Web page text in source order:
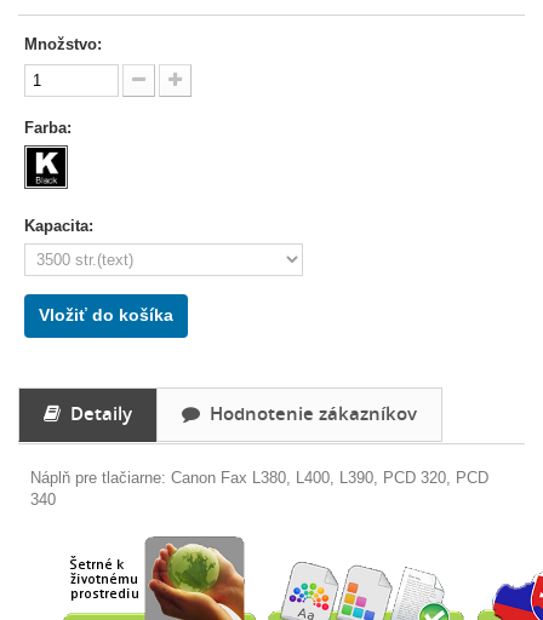
Množstvo:
Farba:
Kapacita:
Vložiť do košíka
Detaily Hodnotenie zákazníkov
Náplň pre tlačiarne: Canon Fax L380, L400, L390, PCD 320, PCD
340